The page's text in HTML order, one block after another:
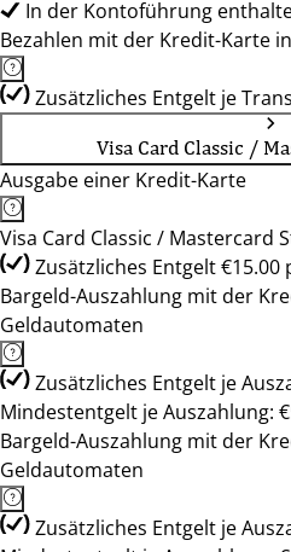
In der Kontoführung
Bezahlen mit der Kredit-Karte
Zusätzliches Entgelt je
Visa Card Classic /
Ausgabe einer Kredit-Karte
Visa Card Classic / Mastercard
Zusätzliches Entgelt €15.00
Bargeld-Auszahlung mit der
Geldautomaten
Zusätzliches Entgelt je
Mindestentgelt je Auszahlung:
Bargeld-Auszahlung mit der
Geldautomaten
Zusätzliches Entgelt je